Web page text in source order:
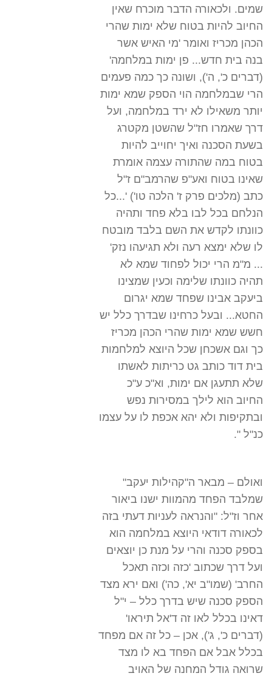
שמים. ולכאורה הדבר מוכרח שאין
החיוב להיות בטוח שלא ימות שהרי
הכהן מכריז ואומר 'מי האיש אשר
בנה בית חדש... פן ימות במלחמה'
(דברים כ', ה'), ושונה כך כמה פעמים
הרי שבמלחמה הוי הספק שמא ימות
יותר משאילו לא ירד במלחמה, ועל
דרך שאמרו חז"ל שהשטן מקטרג
בשעת הסכנה ואיך יחוייב להיות
בטוח במה שהתורה עצמה אומרת
שאינו בטוח ואע"פ שהרמב"ם ז"ל
כתב (מלכים פרק ז' הלכה טו') '...כל
הנלחם בכל לבו בלא פחד ותהיה
כוונתו לקדש את השם בלבד מובטח
לו שלא ימצא רעה ולא תגיעהו נזק'
... מ"מ הרי יכול לפחוד שמא לא
תהיה כוונתו שלימה וכעין שמצינו
ביעקב אבינו שפחד שמא יגרום
החטא... ובעל כרחינו שבדרך כלל יש
חשש שמא ימות שהרי הכהן מכריז
כך וגם אשכחן שכל היוצא למלחמות
בית דוד כותב גט כריתות לאשתו
שלא תתעגן אם ימות, וא"כ ע"כ
החיוב הוא לילך במסירות נפש
ובתקיפות ולא יהא אכפת לו על עצמו
כנ"ל ".
ואולם – מבאר ה"קהילות יעקב"
שמלבד הפחד מהמוות ישנו ביאור
אחר וז"ל: "והנראה לעניות דעתי בזה
לכאורה דודאי היוצא במלחמה הוא
בספק סכנה והרי על מנת כן יוצאים
ועל דרך שכתוב 'כזה וכזה תאכל
החרב' (שמו"ב יא', כה') ואם ירא מצד
הספק סכנה שיש בדרך כלל – י"ל
דאינו בכלל לאו זה ד'אל תיראו'
(דברים כ', ג'), אכן – כל זה אם מפחד
בכלל אבל אם הפחד בא לו מצד
שרואה גודל המחנה של האויב